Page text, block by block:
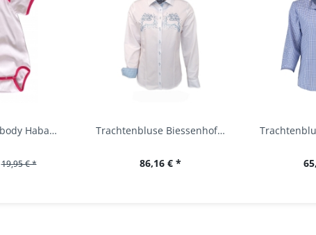
Baby Trachtenbody Habach weiß/pink Isar Trachten
19,95 € *
Trachtenbluse Biessenhofen weiß Langarm OS...
86,16 € *